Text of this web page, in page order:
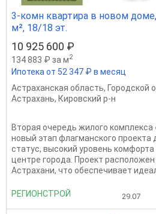
3-комн квартира в новом доме,
м², 18/18 эт.
10 925 600 ₽
134 883 ₽ за м2
Ипотека от 52 347 ₽ в месяц
Астраханская область, Городской
Астрахань, Кировский р-н
Вторая очередь жилого комплекса
новый этап флагманского проекта
статус, высокий уровень
центре города. Проект
Астрахани, что обеспечивает
РЕГИОНСТРОЙ 29.07